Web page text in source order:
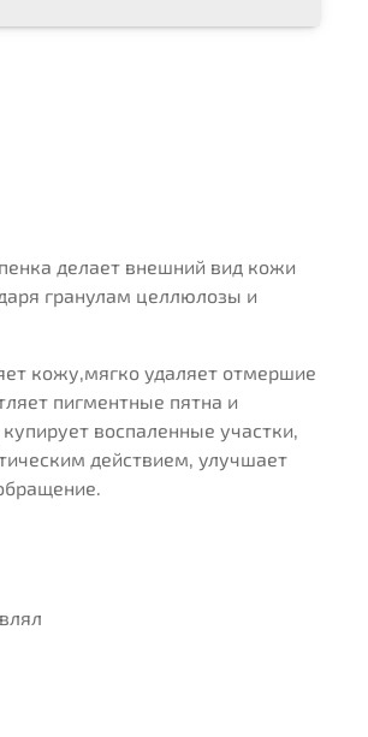
делает внешний вид кожи
гранулам целлюлозы и
кожу,мягко удаляет отмершие
пигментные пятна и
воспаленные участки,
действием, улучшает